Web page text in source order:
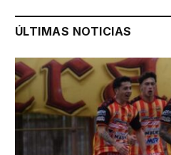
ÚLTIMAS NOTICIAS